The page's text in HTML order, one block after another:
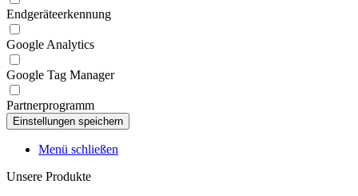
Endgeräteerkennung
Google Analytics
Google Tag Manager
Partnerprogramm
Menü schließen
Unsere Produkte